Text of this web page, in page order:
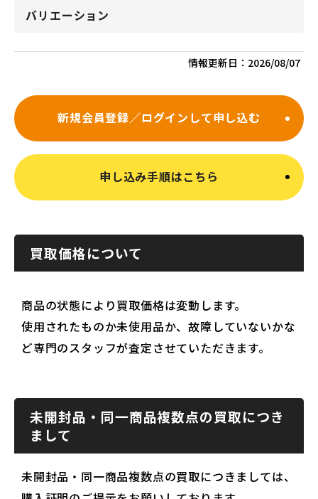
バリエーション
情報更新日： 2026/08/07
新規会員登録／ログインして申し込む
申し込み手順はこちら
買取価格について
商品の状態により買取価格は変動します。
使用されたものか未使用品か、故障していないかな
ど専門のスタッフが査定させていただきます。
未開封品・同一商品複数点の買取につき
まして
未開封品・同一商品複数点の買取につきましては、